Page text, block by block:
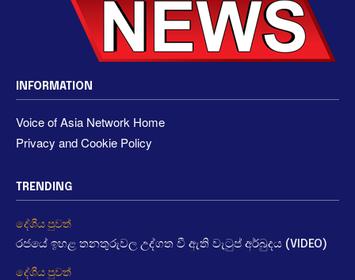
INFORMATION
Voice of Asia Network Home
Privacy and Cookie Policy
TRENDING
දේශීය පුවත්
රජයේ ඉහළ තනතුරුවල උද්ගත වී ඇති වැටුප් අර්බුදය (VIDEO)
දේශීය පුවත්